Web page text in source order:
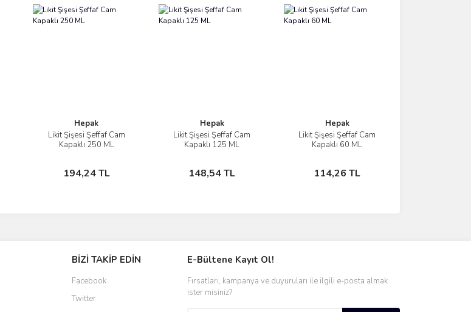
Hepak
Likit Şişesi Şeffaf Cam
Kapaklı 250 ML
194,24 TL
İncele
Sepete Ekle
Hepak
Likit Şişesi Şeffaf Cam
Kapaklı 125 ML
148,54 TL
İncele
Sepete Ekle
Hepak
Likit Şişesi Şeffaf Cam
Kapaklı 60 ML
114,26 TL
İncele
Sepete Ekle
BİZİ TAKİP EDİN
Facebook
Twitter
E-Bültene Kayıt Ol!
Fırsatları, kampanya ve duyuruları ile ilgili e-posta almak
ister misiniz?